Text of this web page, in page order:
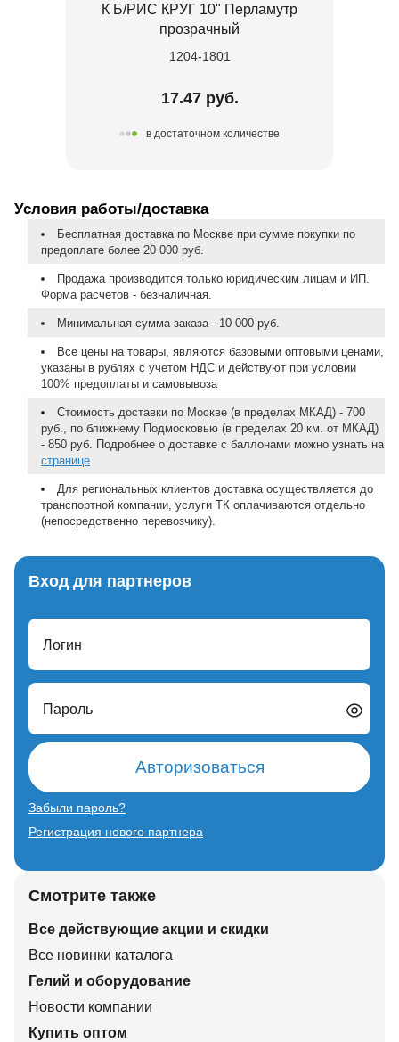
К Б/РИС КРУГ 10" Перламутр
прозрачный
1204-1801
17.47 руб.
в достаточном количестве
Условия работы/доставка
Бесплатная доставка по Москве при сумме покупки по
предоплате более 20 000 руб.
Продажа производится только юридическим лицам и ИП.
Форма расчетов - безналичная.
Минимальная сумма заказа - 10 000 руб.
Все цены на товары, являются базовыми оптовыми ценами,
указаны в рублях с учетом НДС и действуют при условии
100% предоплаты и самовывоза
Стоимость доставки по Москве (в пределах МКАД) - 700
руб., по ближнему Подмосковью (в пределах 20 км. от МКАД)
- 850 руб. Подробнее о доставке с баллонами можно узнать на
странице
Для региональных клиентов доставка осуществляется до
транспортной компании, услуги ТК оплачиваются отдельно
(непосредственно перевозчику).
Вход для партнеров
Логин
Пароль
Авторизоваться
Забыли пароль?
Регистрация нового партнера
Смотрите также
Все действующие акции и скидки
Все новинки каталога
Гелий и оборудование
Новости компании
Купить оптом